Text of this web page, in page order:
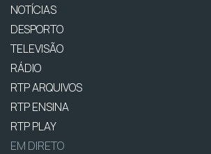
NOTÍCIAS
DESPORTO
TELEVISÃO
RÁDIO
RTP ARQUIVOS
RTP ENSINA
RTP PLAY
EM DIRETO